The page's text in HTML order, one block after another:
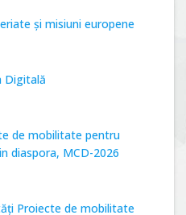
și misiuni europene
Digitală
de mobilitate pentru
diaspora, MCD-2026
Proiecte de mobilitate